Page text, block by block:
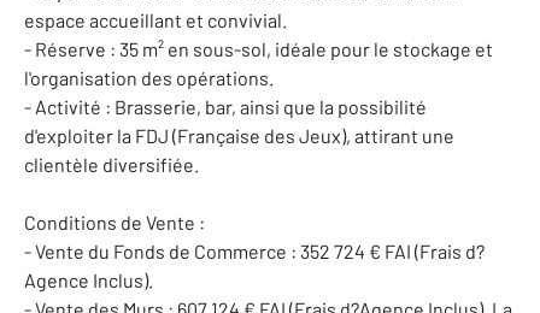
espace accueillant et convivial.
- Réserve : 35 m² en sous-sol, idéale pour le stockage et
l'organisation des opérations.
- Activité : Brasserie, bar, ainsi que la possibilité
d'exploiter la FDJ (Française des Jeux), attirant une
clientèle diversifiée.
Conditions de Vente :
- Vente du Fonds de Commerce : 352 724 € FAI (Frais d?
Agence Inclus).